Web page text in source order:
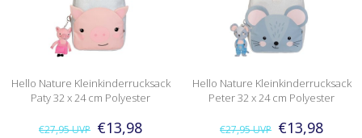
Hello Nature Kleinkinderrucksack
Paty 32 x 24 cm Polyester
€27,95UVP €13,98
Hello Nature Kleinkinderrucksack
Peter 32 x 24 cm Polyester
€27,95UVP €13,98